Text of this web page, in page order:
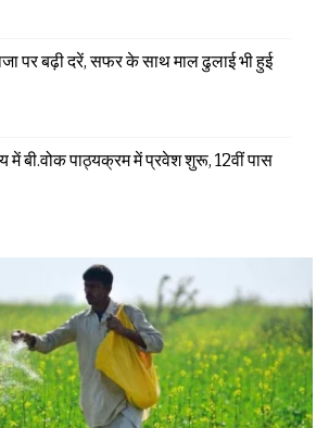
पर बढ़ी दरें, सफर के साथ माल ढुलाई भी हुई
में बी.वोक पाठ्यक्रम में प्रवेश शुरू, 12वीं पास